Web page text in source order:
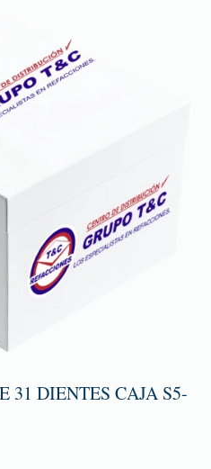
31 DIENTES CAJA S5-